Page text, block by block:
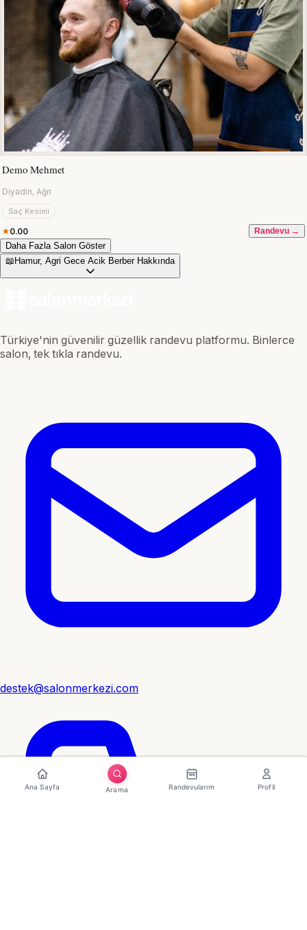
Demo Mehmet
Diyadin, Ağrı
Saç Kesimi
0.00 Randevu →
Daha Fazla Salon Göster
📖 Hamur, Agri Gece Acik Berber Hakkında
Türkiye'nin güvenilir güzellik randevu platformu. Binlerce
salon, tek tıkla randevu.
destek@salonmerkezi.com
Ana Sayfa Arama Randevularım Profil